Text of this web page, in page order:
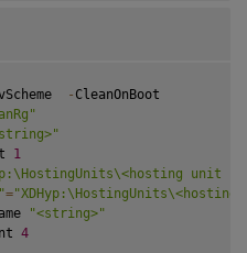
- CleanOnBoot
1
unit
="XDHyp:\HostingUnits\<hosting
"<string>"
4